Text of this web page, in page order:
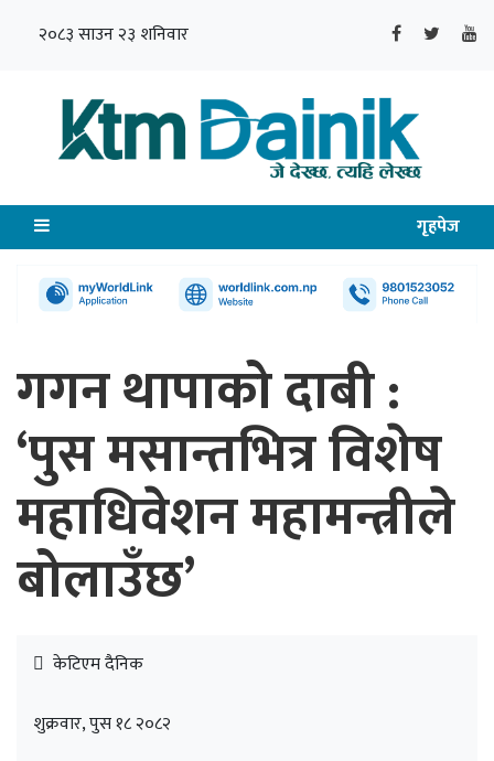
२०८३ साउन २३ शनिवार
गृहपेज
गगन थापाको दाबी :
‘पुस मसान्तभित्र विशेष
महाधिवेशन महामन्त्रीले
बोलाउँछ’
केटिएम दैनिक
शुक्रवार, पुस १८ २०८२